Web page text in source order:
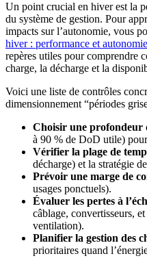
Un point crucial en hiver est la
du système de gestion. Pour
impacts sur l’autonomie, vous
hiver : performance et
repères utiles pour comprendre
charge, la décharge et la
Voici une liste de contrôles
dimensionnement “périodes
Choisir une profondeur
à 90 % de DoD utile)
Vérifier la plage de
décharge) et la stratégie
Prévoir une marge de
usages ponctuels).
Évaluer les pertes à
câblage, convertisseurs,
ventilation).
Planifier la gestion des
prioritaires quand